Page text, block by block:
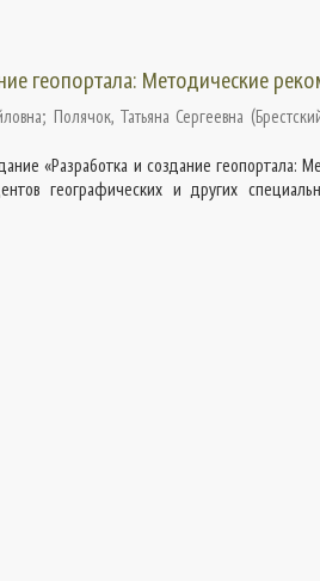
геопортала: Методические
; Полячок, Татьяна Сергеевна (
«Разработка и создание геопортала:
географических и других